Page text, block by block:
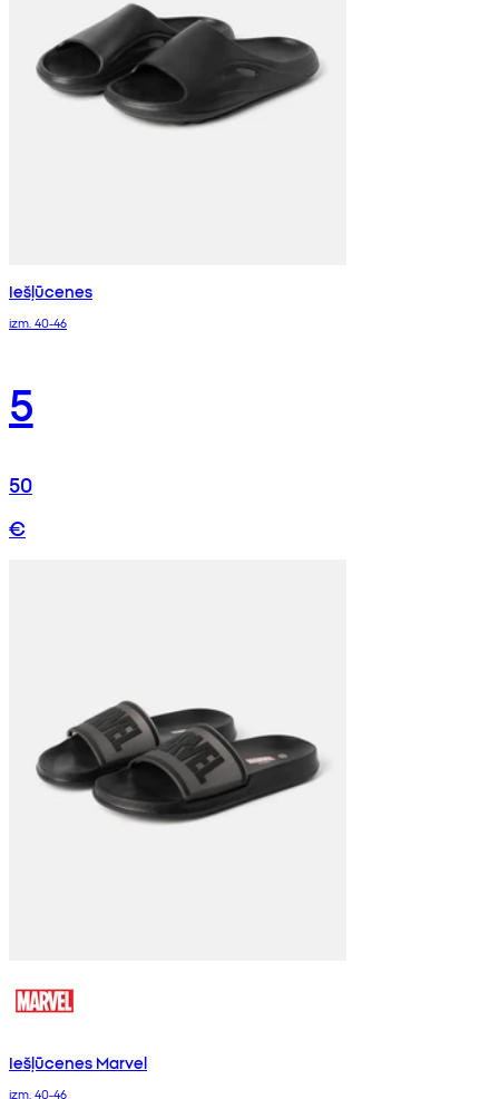
Iešļūcenes
izm. 40-46
5
50
€
Iešļūcenes Marvel
izm. 40-46